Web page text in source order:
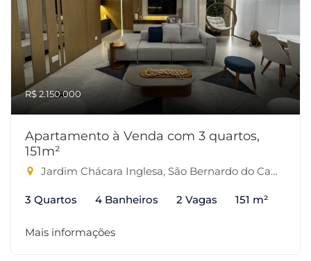
R$ 2.150.000
Apartamento à Venda com 3 quartos,
151m²
Jardim Chácara Inglesa, São Bernardo do Campo-SP
3 Quartos 4 Banheiros 2 Vagas 151 m²
Mais informações